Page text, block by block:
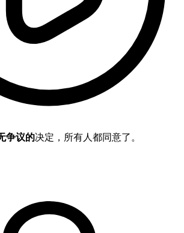
争议的决定，所有人都同意了。